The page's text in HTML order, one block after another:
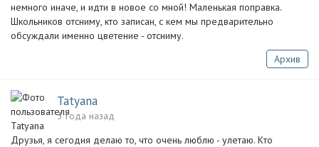
немного иначе, и идти в новое со мной! Маленькая поправка.
Школьников отсниму, кто записан, с кем мы предварительно
обсуждали именно цветение - отсниму.
Архив
Tatyana
3 года назад
Друзья, я сегодня делаю то, что очень люблю - улетаю. Кто